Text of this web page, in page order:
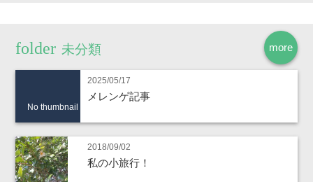
more
未分類
No thumbnail
2025/05/17
メレンゲ記事
2018/09/02
私の小旅行！